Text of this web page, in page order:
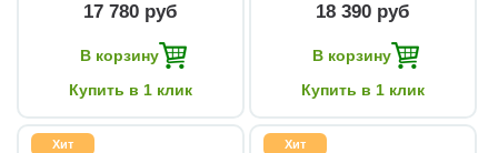
17 780 руб
В корзину
Купить в 1 клик
18 390 руб
В корзину
Купить в 1 клик
Хит Хит